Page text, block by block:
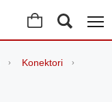
Konektori